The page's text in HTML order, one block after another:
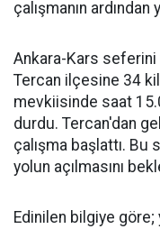
çalışmanın
Ankara-Kars seferini
Tercan ilçesine 34
mevkiisinde saat
durdu. Tercan'dan
çalışma başlattı. Bu
yolun açılmasını
Edinilen bilgiye göre;